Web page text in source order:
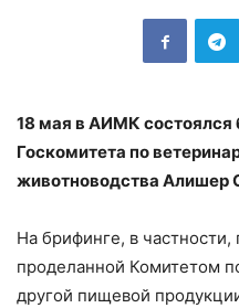
18 мая в АИМК состоялся
Госкомитета по
животноводства Алишер
На брифинге, в частности,
проделанной Комитетом
другой пищевой